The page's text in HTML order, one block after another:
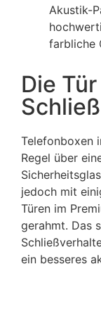
Akustik-
farbliche
Die
Telefonboxen
Regel über
jedoch mit
Türen im
gerahmt. Das
ein besseres